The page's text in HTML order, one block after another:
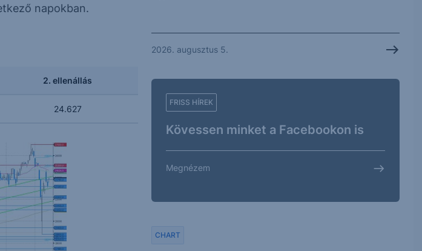
napokban.
2. ellenállás
24.627
2026. augusztus 5.
FRISS HÍREK
Kövessen minket a Facebookon is
Megnézem
CHART